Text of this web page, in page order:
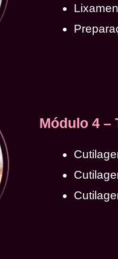
Módulo 4 –